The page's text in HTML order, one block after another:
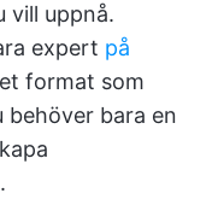
vill uppnå.
expert på
format som
behöver bara en